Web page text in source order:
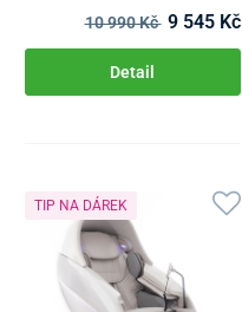
10 990 Kč 9 545 Kč
Detail
TIP NA DÁREK